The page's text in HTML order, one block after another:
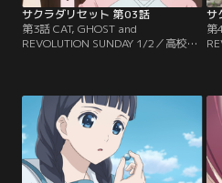
サクラダリセット 第03話
第3話 CAT, GHOST and
REVOLUTION SUNDAY 1/2／高校生
香という少女から、死んだ猫を生き
返らせて欲しいという依頼を受け
る。しかし依頼には、腑に落ちない
事がたくさんあった。情報屋の「非
通知くん」に協力を求めると…。
サ
第
し
と
手
て